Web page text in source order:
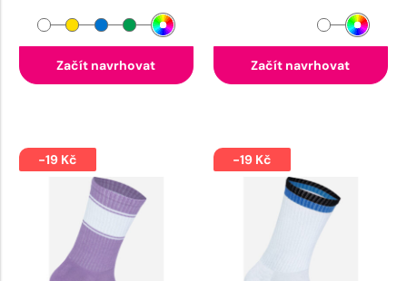
Začít navrhovat Začít navrhovat
-19 Kč -19 Kč